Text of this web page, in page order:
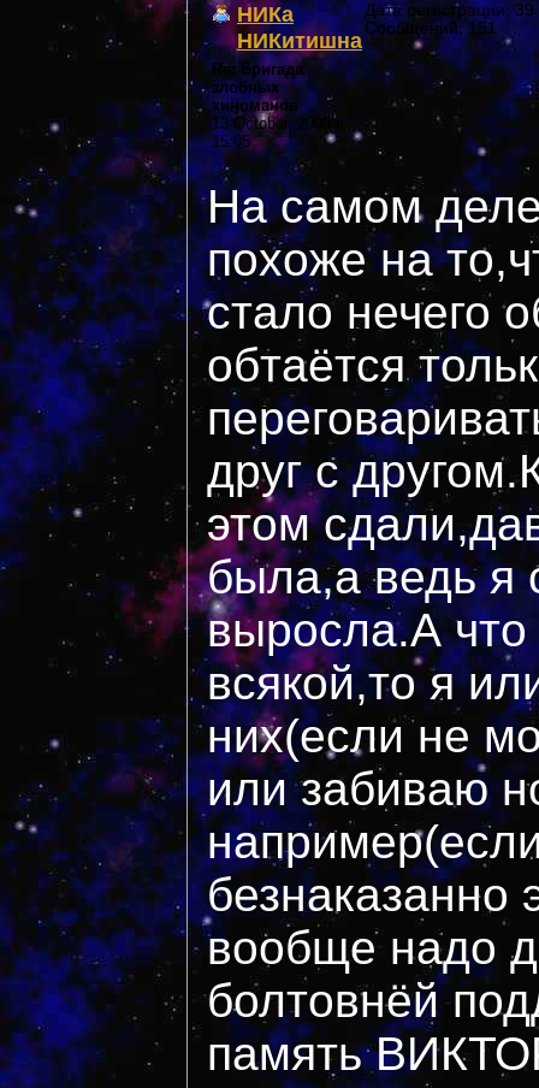
НИКа
НИКитишна
Re: Бригада
злобных
киноманов
13 October, 2005 в
15:05
Дата регистрации:
Сообщений: 151
На самом
похоже на
стало нечего
обтаётся
друг с
этом
была,а ведь я
выросла.А что
всякой,то я
них(если не
или забиваю
безнаказанно
вообще надо
болтовнёй
память